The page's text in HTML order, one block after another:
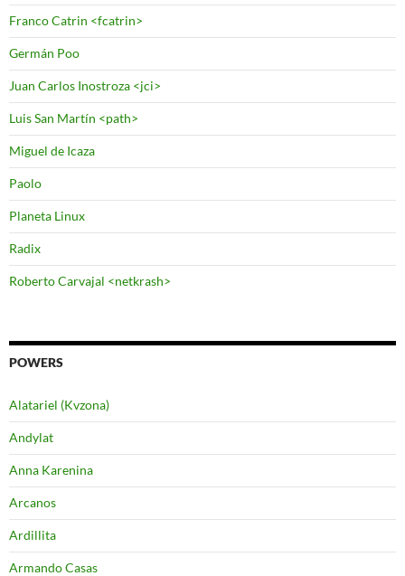
Franco Catrin <fcatrin>
Germán Poo
Juan Carlos Inostroza <jci>
Luis San Martín <path>
Miguel de Icaza
Paolo
Planeta Linux
Radix
Roberto Carvajal <netkrash>
POWERS
Alatariel (Kvzona)
Andylat
Anna Karenina
Arcanos
Ardillita
Armando Casas